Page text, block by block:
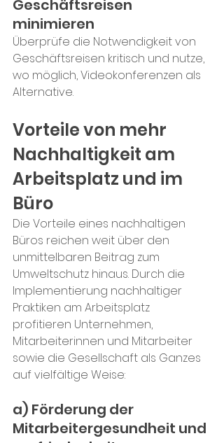
Geschäftsreisen
minimieren
Überprüfe die Notwendigkeit von
Geschäftsreisen kritisch und nutze,
wo möglich, Videokonferenzen als
Alternative.
Vorteile von mehr
Nachhaltigkeit am
Arbeitsplatz und im
Büro
Die Vorteile eines nachhaltigen
Büros reichen weit über den
unmittelbaren Beitrag zum
Umweltschutz hinaus. Durch die
Implementierung nachhaltiger
Praktiken am Arbeitsplatz
profitieren Unternehmen,
Mitarbeiterinnen und Mitarbeiter
sowie die Gesellschaft als Ganzes
auf vielfältige Weise:
a) Förderung der
Mitarbeitergesundheit und